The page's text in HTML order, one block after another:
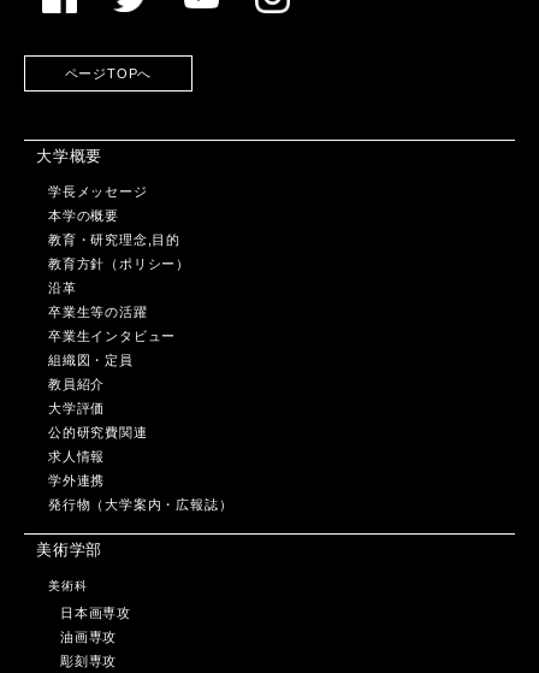
ページTOPへ
大学概要
学長メッセージ
本学の概要
教育・研究理念,目的
教育方針（ポリシー）
沿革
卒業生等の活躍
卒業生インタビュー
組織図・定員
教員紹介
大学評価
公的研究費関連
求人情報
学外連携
発行物（大学案内・広報誌）
美術学部
美術科
日本画専攻
油画専攻
彫刻専攻